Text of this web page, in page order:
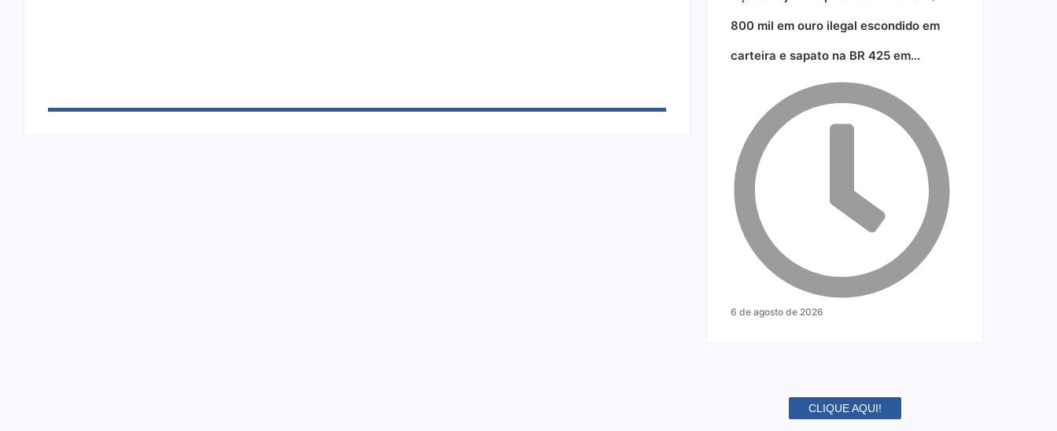
800 mil em ouro ilegal escondido em
carteira e sapato na BR 425 em…
6 de agosto de 2026
CLIQUE AQUI!